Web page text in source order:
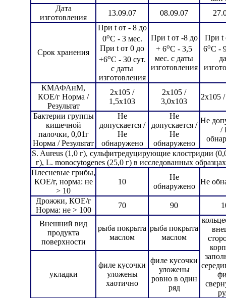
Дата
изготовления
13.09.07 08.09.07
Срок хранения
При t от - 8 до
0oС - 3 мес.
При t от 0 до
+6oС - 30 сут.
с даты
изготовления
При t от -8 до
+ 6oС - 3,5
мес. с даты
изготовления
При t
6oС -
КМАФАнМ,
КОЕ/г Норма /
Результат
2х105 /
1,5х103
2х105 /
3,0х103
2х105
Бактерии группы
кишечной
палочки, 0,01г
Норма / Результат
Не
допускается /
Не
обнаружено
Не
допускается /
Не
обнаружено
Не
/
S. Aureus (1,0 г), сульфитредуцирующие клостридии
г), L. monocytogenes (25,0 г) в исследованных
Плесневые грибы,
КОЕ/г, норма: не
> 10
10
Не
обнаружено
Не
Дрожжи, КОЕ/г
Норма: не > 100
70 90
Внешний вид
продукта
поверхности
рыба покрыта
маслом
рыба покрыта
маслом
укладки
филе кусочки
уложены
хаотично
филе кусочки
уложены
ровно в один
ряд